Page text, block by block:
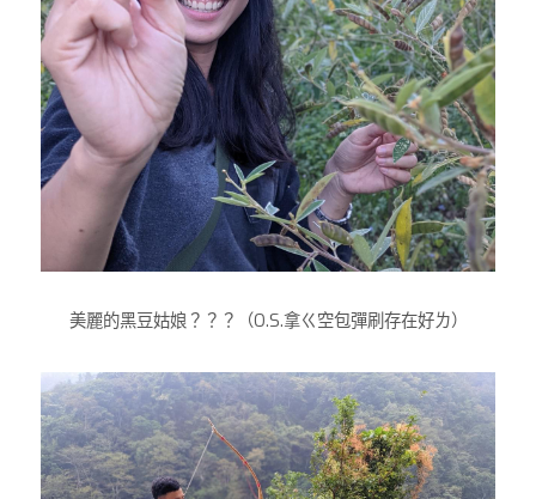
美麗的黑豆姑娘？？？（O.S.拿ㄍ空包彈刷存在好ㄌ）